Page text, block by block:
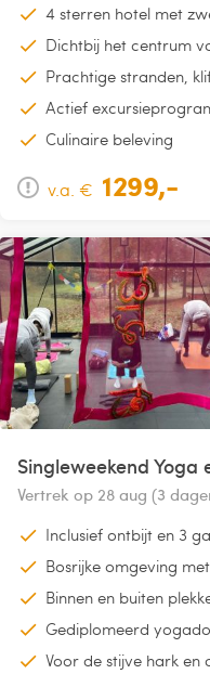
4 sterren hotel met
Dichtbij het centrum
Prachtige stranden,
Actief
Culinaire beleving
v.a. € 1299,-
Singleweekend Yoga
Vertrek op 28 aug (3
Inclusief ontbijt en 3
Bosrijke omgeving
Binnen en buiten
Gediplomeerd
Voor de stijve hark en